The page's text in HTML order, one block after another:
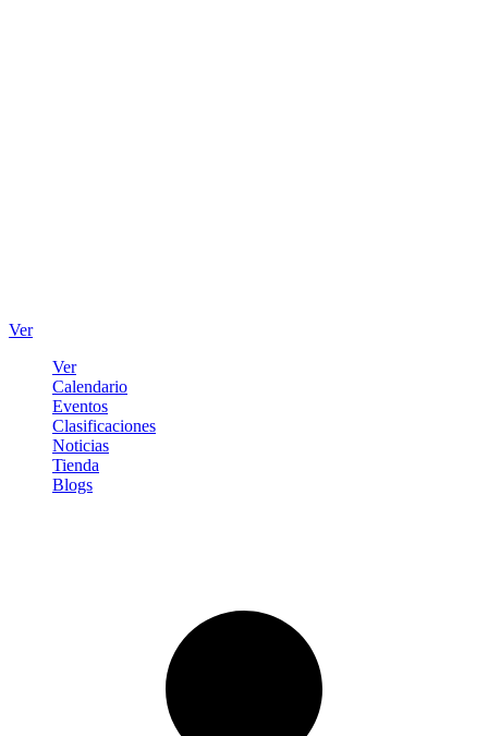
Ver
Ver
Calendario
Eventos
Clasificaciones
Noticias
Tienda
Blogs